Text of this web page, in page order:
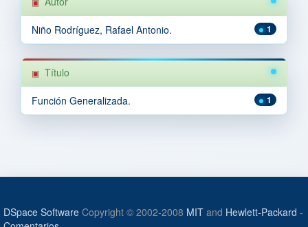
1
Niño Rodríguez, Rafael Antonio.
Título
1
Función Generalizada.
DSpace Software Copyright © 2002-2008 MIT and Hewlett-Packard -